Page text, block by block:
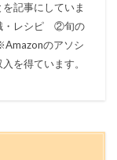
記事にしていま
・レシピ ②旬の
のアソシ
を得ています。